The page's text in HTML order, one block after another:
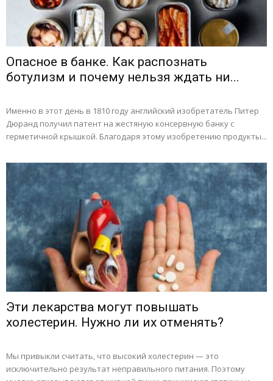
Опасное в банке. Как распознать
ботулизм и почему нельзя ждать ни...
Именно в этот день в 1810 году английский изобретатель Питер
Дюранд получил патент на жестяную консервную банку с
герметичной крышкой. Благодаря этому изобретению продукты...
Эти лекарства могут повышать
холестерин. Нужно ли их отменять?
Мы привыкли считать, что высокий холестерин — это
исключительно результат неправильного питания. Поэтому